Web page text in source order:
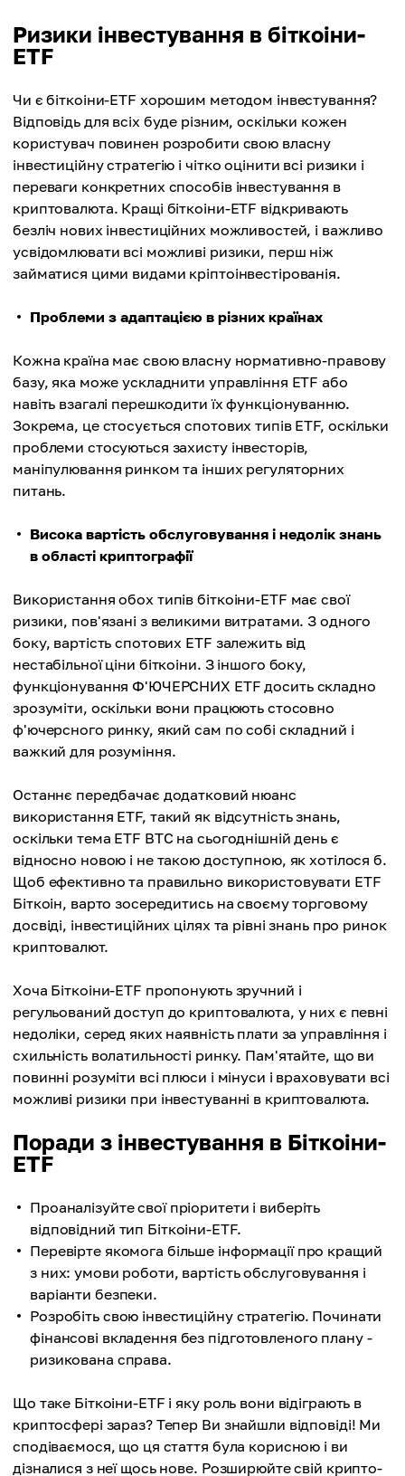
Ризики інвестування в біткоіни-
ETF
Чи є біткоіни-ETF хорошим методом інвестування?
Відповідь для всіх буде різним, оскільки кожен
користувач повинен розробити свою власну
інвестиційну стратегію і чітко оцінити всі ризики і
переваги конкретних способів інвестування в
криптовалюта. Кращі біткоіни-ETF відкривають
безліч нових інвестиційних можливостей, і важливо
усвідомлювати всі можливі ризики, перш ніж
займатися цими видами кріптоінвестірованія.
Проблеми з адаптацією в різних країнах
Кожна країна має свою власну нормативно-правову
базу, яка може ускладнити управління ETF або
навіть взагалі перешкодити їх функціонуванню.
Зокрема, це стосується спотових типів ETF, оскільки
проблеми стосуються захисту інвесторів,
маніпулювання ринком та інших регуляторних
питань.
Висока вартість обслуговування і недолік знань
в області криптографії
Використання обох типів біткоіни-ETF має свої
ризики, пов'язані з великими витратами. З одного
боку, вартість спотових ETF залежить від
нестабільної ціни біткоіни. З іншого боку,
функціонування Ф'ЮЧЕРСНИХ ETF досить складно
зрозуміти, оскільки вони працюють стосовно
ф'ючерсного ринку, який сам по собі складний і
важкий для розуміння.
Останнє передбачає додатковий нюанс
використання ETF, такий як відсутність знань,
оскільки тема ETF BTC на сьогоднішній день є
відносно новою і не такою доступною, як хотілося б.
Щоб ефективно та правильно використовувати ETF
Біткоін, варто зосередитись на своєму торговому
досвіді, інвестиційних цілях та рівні знань про ринок
криптовалют.
Хоча Біткоіни-ETF пропонують зручний і
регульований доступ до криптовалюта, у них є певні
недоліки, серед яких наявність плати за управління і
схильність волатильності ринку. Пам'ятайте, що ви
повинні розуміти всі плюси і мінуси і враховувати всі
можливі ризики при інвестуванні в криптовалюта.
Поради з інвестування в Біткоіни-
ETF
Проаналізуйте свої пріоритети і виберіть
відповідний тип Біткоіни-ETF.
Перевірте якомога більше інформації про кращий
з них: умови роботи, вартість обслуговування і
варіанти безпеки.
Розробіть свою інвестиційну стратегію. Починати
фінансові вкладення без підготовленого плану -
ризикована справа.
Що таке Біткоіни-ETF і яку роль вони відіграють в
криптосфері зараз? Тепер Ви знайшли відповіді! Ми
сподіваємося, що ця стаття була корисною і ви
дізналися з неї щось нове. Розширюйте свій крипто-